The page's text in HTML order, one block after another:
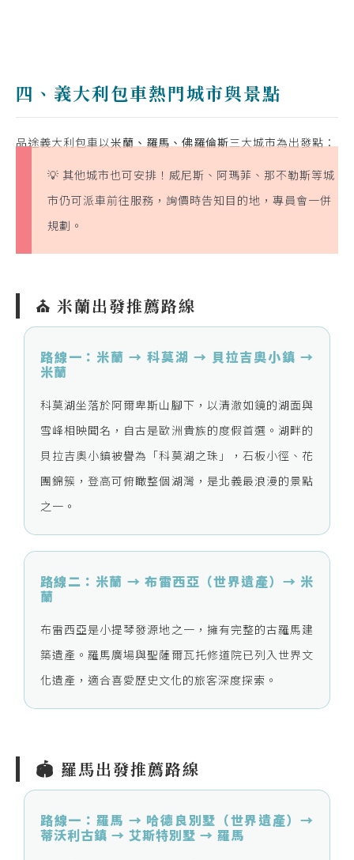
四、義大利包車熱門城市與景點
品途義大利包車以米蘭、羅馬、佛羅倫斯三大城市為出發點：
💡 其他城市也可安排！威尼斯、阿瑪菲、那不勒斯等城
市仍可派車前往服務，詢價時告知目的地，專員會一併
規劃。
⛪ 米蘭出發推薦路線
路線一：米蘭 → 科莫湖 → 貝拉吉奧小鎮 →
米蘭
科莫湖坐落於阿爾卑斯山腳下，以清澈如鏡的湖面與
雪峰相映聞名，自古是歐洲貴族的度假首選。湖畔的
貝拉吉奧小鎮被譽為「科莫湖之珠」，石板小徑、花
團錦簇，登高可俯瞰整個湖灣，是北義最浪漫的景點
之一。
路線二：米蘭 → 布雷西亞（世界遺產）→ 米
蘭
布雷西亞是小提琴發源地之一，擁有完整的古羅馬建
築遺產。羅馬廣場與聖薩爾瓦托修道院已列入世界文
化遺產，適合喜愛歷史文化的旅客深度探索。
🏟️ 羅馬出發推薦路線
路線一：羅馬 → 哈德良別墅（世界遺產）→
蒂沃利古鎮 → 艾斯特別墅 → 羅馬